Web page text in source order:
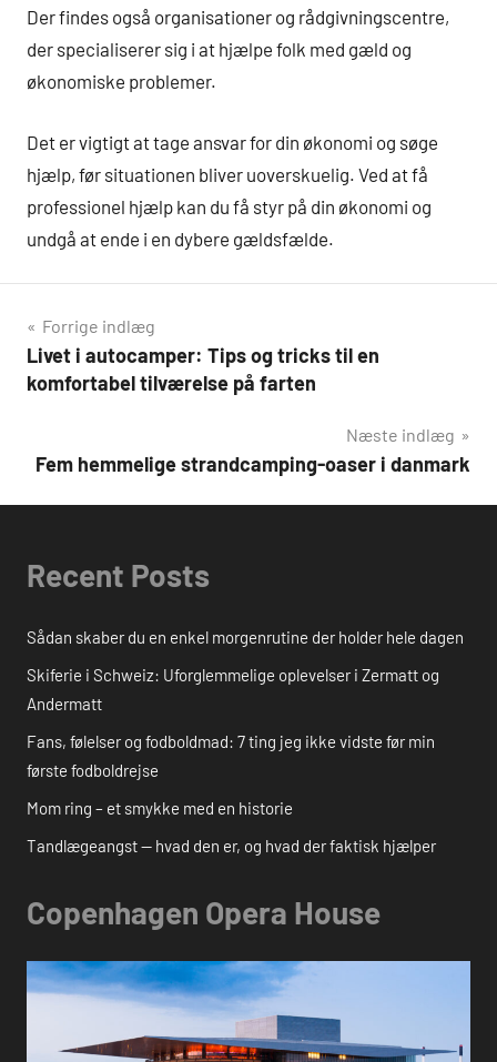
Der findes også organisationer og rådgivningscentre,
der specialiserer sig i at hjælpe folk med gæld og
økonomiske problemer.
Det er vigtigt at tage ansvar for din økonomi og søge
hjælp, før situationen bliver uoverskuelig. Ved at få
professionel hjælp kan du få styr på din økonomi og
undgå at ende i en dybere gældsfælde.
Indlægsnavigation
Forrige indlæg
Livet i autocamper: Tips og tricks til en
komfortabel tilværelse på farten
Næste indlæg
Fem hemmelige strandcamping-oaser i danmark
Recent Posts
Sådan skaber du en enkel morgenrutine der holder hele dagen
Skiferie i Schweiz: Uforglemmelige oplevelser i Zermatt og
Andermatt
Fans, følelser og fodboldmad: 7 ting jeg ikke vidste før min
første fodboldrejse
Mom ring – et smykke med en historie
Tandlægeangst — hvad den er, og hvad der faktisk hjælper
Copenhagen Opera House